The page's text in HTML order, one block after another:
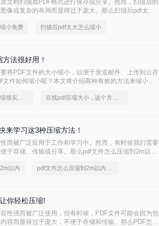
文档扫描成PDF格式进行保存或分享。然而，扫描后的
像或复杂的布局而显得过于庞大。那么扫描后pdf太大
小免费 扫描后pdf太大怎么缩小
法很好用！
将PDF文件的大小缩小，以便于发送邮件、上传到云存
件如何缩小呢？本文将介绍两种有效的方法来缩小
pdf文件太大怎么压缩很实用的方法 在线pdf压缩大小，这个方法很简单
来学习这3种压缩方法！
而被广泛应用于工作和学习中。然而，有时候我们需要
于存储、传输或分享。那么pdf文件怎么压缩到2m以内
以内 pdf文件怎么压缩到2m以内免费
你轻松压缩!
性强而被广泛使用，但有时候，PDF文件可能会因为包
容而显得过于庞大，不便于存储和传输。那么PDF怎么